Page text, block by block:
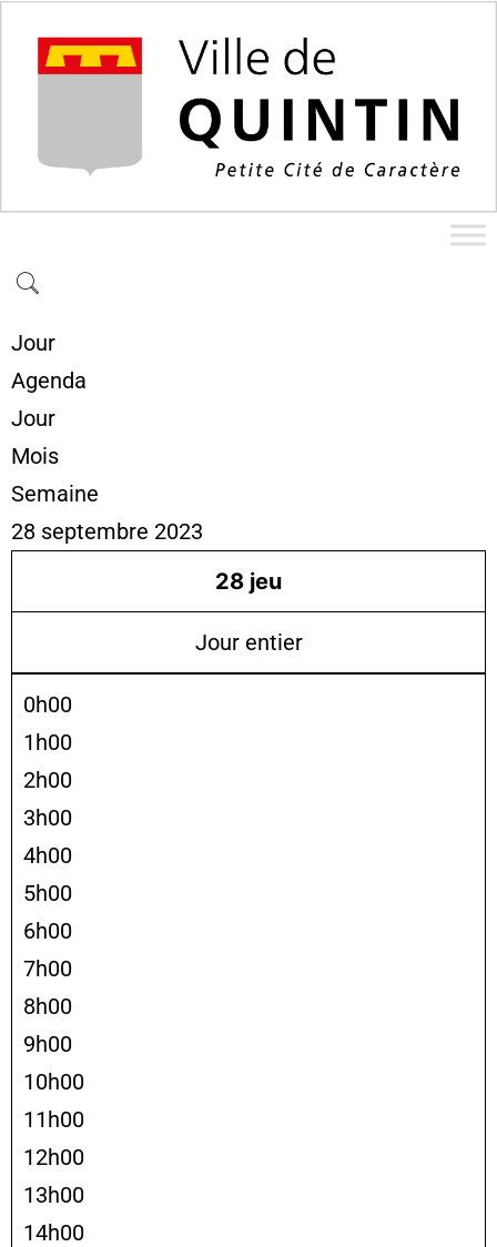
Jour
Agenda
Jour
Mois
Semaine
28 septembre 2023
28 jeu
Jour entier
0h00
1h00
2h00
3h00
4h00
5h00
6h00
7h00
8h00
9h00
10h00
11h00
12h00
13h00
14h00